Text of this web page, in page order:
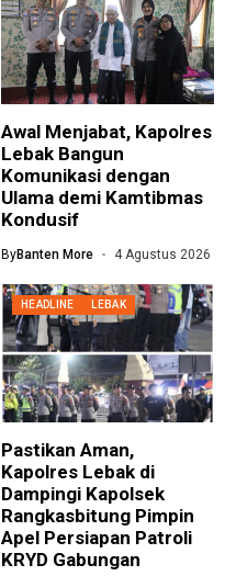
Awal Menjabat, Kapolres
Lebak Bangun
Komunikasi dengan
Ulama demi Kamtibmas
Kondusif
ByBanten More 4 Agustus 2026
HEADLINE LEBAK
Pastikan Aman,
Kapolres Lebak di
Dampingi Kapolsek
Rangkasbitung Pimpin
Apel Persiapan Patroli
KRYD Gabungan